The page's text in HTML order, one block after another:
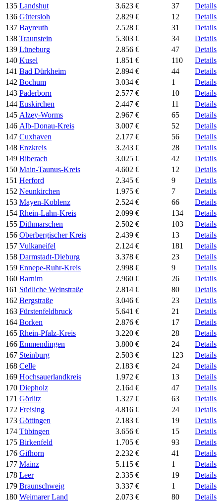
135 Landshut 3.623 € 37
Details
136 Gütersloh 2.829 € 12
Details
137 Bayreuth 2.528 € 31
Details
138 Traunstein 5.303 € 34
Details
139 Lüneburg 2.856 € 47
Details
140 Kusel 1.851 € 110
Details
141 Bad Dürkheim 2.894 € 44
Details
142 Bochum 3.034 € 1
Details
143 Paderborn 2.577 € 10
Details
144 Euskirchen 2.447 € 11
Details
145 Alzey-Worms 2.967 € 65
Details
146 Alb-Donau-Kreis 3.007 € 52
Details
147 Cuxhaven 2.177 € 56
Details
148 Enzkreis 3.243 € 28
Details
149 Biberach 3.025 € 42
Details
150 Main-Taunus-Kreis 4.602 € 12
Details
151 Herford 2.345 € 9
Details
152 Neunkirchen 1.975 € 7
Details
153 Mayen-Koblenz 2.524 € 66
Details
154 Rhein-Lahn-Kreis 2.099 € 134
Details
155 Dithmarschen 2.502 € 103
Details
156 Oberbergischer Kreis 2.439 € 13
Details
157 Vulkaneifel 2.124 € 181
Details
158 Darmstadt-Dieburg 3.378 € 23
Details
159 Ennepe-Ruhr-Kreis 2.998 € 9
Details
160 Barnim 2.960 € 26
Details
161 Südliche Weinstraße 2.814 € 80
Details
162 Bergstraße 3.046 € 23
Details
163 Fürstenfeldbruck 5.641 € 21
Details
164 Borken 2.876 € 17
Details
165 Rhein-Pfalz-Kreis 3.220 € 28
Details
166 Emmendingen 3.800 € 24
Details
167 Steinburg 2.503 € 123
Details
168 Celle 2.183 € 24
Details
169 Hochsauerlandkreis 1.972 € 13
Details
170 Diepholz 2.164 € 47
Details
171 Görlitz 1.327 € 63
Details
172 Freising 4.816 € 24
Details
173 Göttingen 2.183 € 19
Details
174 Tübingen 3.656 € 15
Details
175 Birkenfeld 1.705 € 93
Details
176 Gifhorn 2.232 € 41
Details
177 Mainz 5.115 € 1
Details
178 Leer 2.335 € 19
Details
179 Braunschweig 3.337 € 1
Details
180 Weimarer Land 2.073 € 80
Details